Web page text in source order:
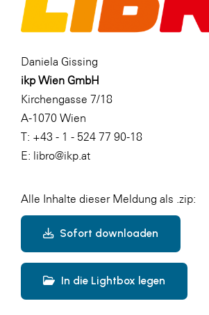
Daniela Gissing
ikp Wien GmbH
Kirchengasse 7/18
A-1070 Wien
T: +43 - 1 - 524 77 90-18
E: libro@ikp.at
Alle Inhalte dieser Meldung als .zip:
Sofort downloaden
In die Lightbox legen